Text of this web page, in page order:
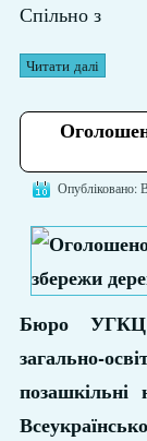
Спільно з
Читати далі
Опубліковано:
Бюро УГКЦ
загально-
позашкільні